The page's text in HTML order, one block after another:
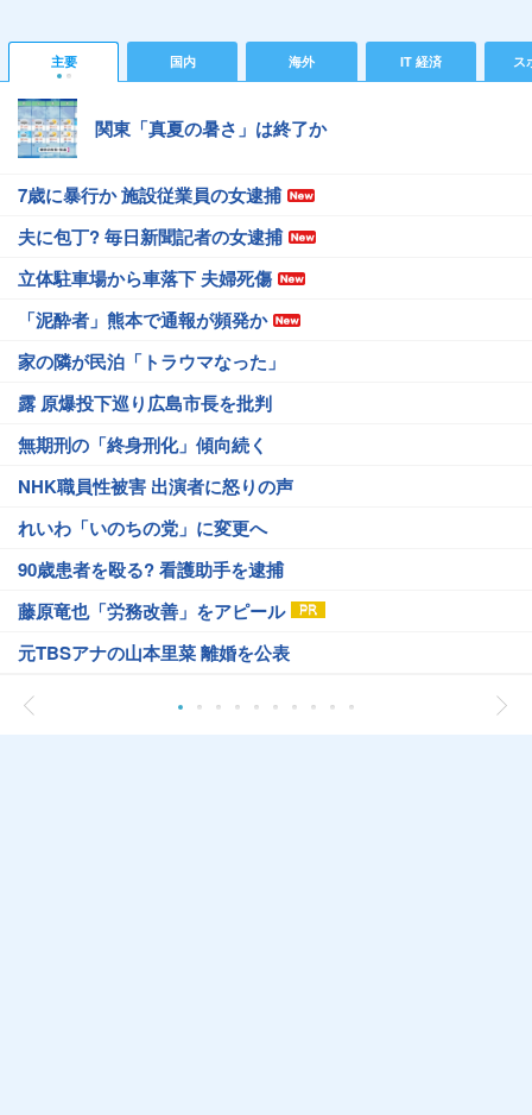
主要 国内 海外 IT 経済 ス
関東「真夏の暑さ」は終了か
7歳に暴行か 施設従業員の女逮捕
夫に包丁? 毎日新聞記者の女逮捕
立体駐車場から車落下 夫婦死傷
「泥酔者」熊本で通報が頻発か
家の隣が民泊「トラウマなった」
露 原爆投下巡り広島市長を批判
無期刑の「終身刑化」傾向続く
NHK職員性被害 出演者に怒りの声
れいわ「いのちの党」に変更へ
90歳患者を殴る? 看護助手を逮捕
藤原竜也「労務改善」をアピール
元TBSアナの山本里菜 離婚を公表